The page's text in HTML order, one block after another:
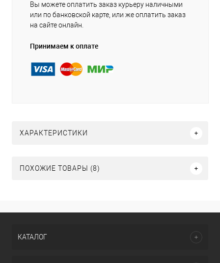
Вы можете оплатить заказ курьеру наличными
или по банковской карте, или же оплатить заказ
на сайте онлайн.
Принимаем к оплате
ХАРАКТЕРИСТИКИ
ПОХОЖИЕ ТОВАРЫ (8)
КАТАЛОГ